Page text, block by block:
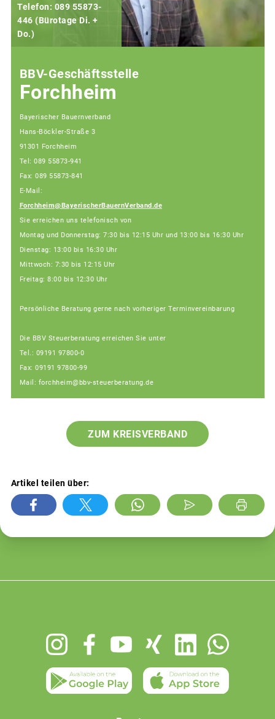
Telefon: 089 55873-
446 (Bürotage Di. +
Do.)
BBV-Geschäftsstelle
Forchheim
Bayerischer Bauernverband
Hans-Böckler-Straße 3
91301 Forchheim
Tel: 089 55873-941
Fax: 089 55873-841
E-Mail:
Forchheim@BayerischerBauernVerband.de
Sie erreichen uns telefonisch von
Montag und Donnerstag: 7:30 bis 12:15 Uhr und 13:00 bis 16:30 Uhr
Dienstag: 13:00 bis 16:30 Uhr
Mittwoch: 7:30 bis 12:15 Uhr
Freitag: 8:00 bis 12:30 Uhr
Persönliche Beratung gerne nach vorheriger Terminvereinbarung
Die BBV Steuerberatung erreichen Sie unter
Tel.: 09191 97800-0
Fax: 09191 97800-99
Mail: forchheim@bbv-steuerberatung.de
ZUM KREISVERBAND
Artikel teilen über: